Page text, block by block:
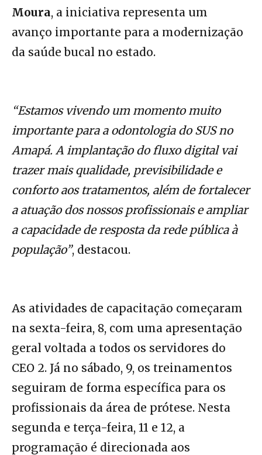
Moura, a iniciativa representa um
avanço importante para a modernização
da saúde bucal no estado.
“Estamos vivendo um momento muito
importante para a odontologia do SUS no
Amapá. A implantação do fluxo digital vai
trazer mais qualidade, previsibilidade e
conforto aos tratamentos, além de fortalecer
a atuação dos nossos profissionais e ampliar
a capacidade de resposta da rede pública à
população”, destacou.
As atividades de capacitação começaram
na sexta-feira, 8, com uma apresentação
geral voltada a todos os servidores do
CEO 2. Já no sábado, 9, os treinamentos
seguiram de forma específica para os
profissionais da área de prótese. Nesta
segunda e terça-feira, 11 e 12, a
programação é direcionada aos